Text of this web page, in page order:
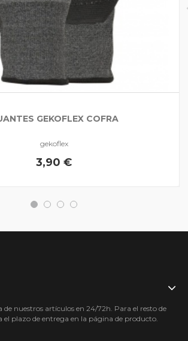
GEKOFLEX COFRA
gekoflex
3,90 €
nuestros artículos en 24/72h. Para el resto de
el plazo de entrega en la página de producto.